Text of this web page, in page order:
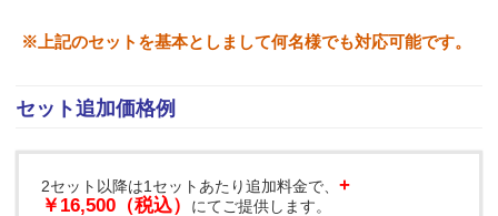
※上記のセットを基本としまして何名様でも対応可能です。
セット追加価格例
2セット以降は1セットあたり追加料金で、+
￥16,500（税込）
にてご提供します。